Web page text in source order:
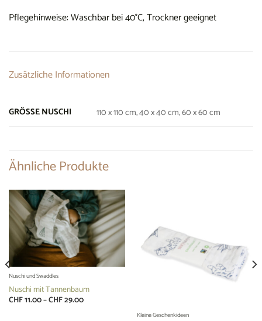
Pflegehinweise: Waschbar bei 40°C, Trockner geeignet
Zusätzliche Informationen
GRÖSSE NUSCHI 110 x 110 cm, 40 x 40 cm, 60 x 60 cm
Ähnliche Produkte
Nuschi und Swaddles
Nuschi mit Tannenbaum
CHF11.00–CHF29.00Preisspanne:
Kleine Geschenkideen